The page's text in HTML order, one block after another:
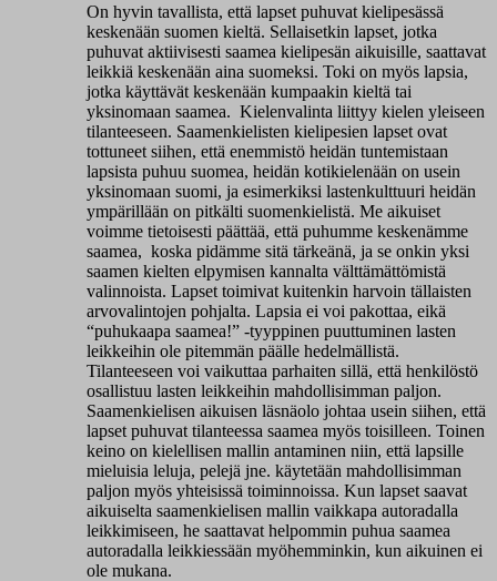
On hyvin tavallista, että lapset puhuvat kielipesässä
keskenään suomen kieltä. Sellaisetkin lapset, jotka
puhuvat aktiivisesti saamea kielipesän aikuisille, saattavat
leikkiä keskenään aina suomeksi. Toki on myös lapsia,
jotka käyttävät keskenään kumpaakin kieltä tai
yksinomaan saamea. Kielenvalinta liittyy kielen yleiseen
tilanteeseen. Saamenkielisten kielipesien lapset ovat
tottuneet siihen, että enemmistö heidän tuntemistaan
lapsista puhuu suomea, heidän kotikielenään on usein
yksinomaan suomi, ja esimerkiksi lastenkulttuuri heidän
ympärillään on pitkälti suomenkielistä. Me aikuiset
voimme tietoisesti päättää, että puhumme keskenämme
saamea, koska pidämme sitä tärkeänä, ja se onkin yksi
saamen kielten elpymisen kannalta välttämättömistä
valinnoista. Lapset toimivat kuitenkin harvoin tällaisten
arvovalintojen pohjalta. Lapsia ei voi pakottaa, eikä
“puhukaapa saamea!” -tyyppinen puuttuminen lasten
leikkeihin ole pitemmän päälle hedelmällistä.
Tilanteeseen voi vaikuttaa parhaiten sillä, että henkilöstö
osallistuu lasten leikkeihin mahdollisimman paljon.
Saamenkielisen aikuisen läsnäolo johtaa usein siihen, että
lapset puhuvat tilanteessa saamea myös toisilleen. Toinen
keino on kielellisen mallin antaminen niin, että lapsille
mieluisia leluja, pelejä jne. käytetään mahdollisimman
paljon myös yhteisissä toiminnoissa. Kun lapset saavat
aikuiselta saamenkielisen mallin vaikkapa autoradalla
leikkimiseen, he saattavat helpommin puhua saamea
autoradalla leikkiessään myöhemminkin, kun aikuinen ei
ole mukana.